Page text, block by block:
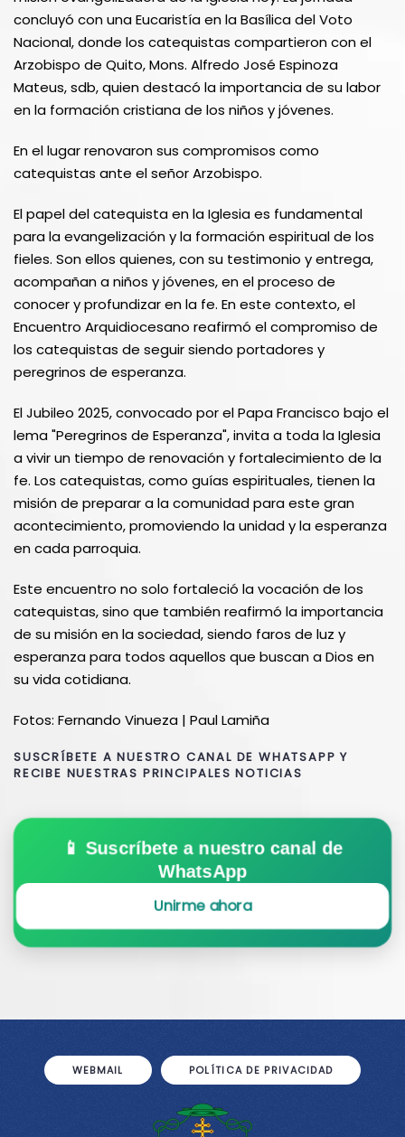
concluyó con una Eucaristía en la Basílica del Voto
Nacional, donde los catequistas compartieron con el
Arzobispo de Quito, Mons. Alfredo José Espinoza
Mateus, sdb, quien destacó la importancia de su labor
en la formación cristiana de los niños y jóvenes.
En el lugar renovaron sus compromisos como
catequistas ante el señor Arzobispo.
El papel del catequista en la Iglesia es fundamental
para la evangelización y la formación espiritual de los
fieles. Son ellos quienes, con su testimonio y entrega,
acompañan a niños y jóvenes, en el proceso de
conocer y profundizar en la fe. En este contexto, el
Encuentro Arquidiocesano reafirmó el compromiso de
los catequistas de seguir siendo portadores y
peregrinos de esperanza.
El Jubileo 2025, convocado por el Papa Francisco bajo el
lema "Peregrinos de Esperanza", invita a toda la Iglesia
a vivir un tiempo de renovación y fortalecimiento de la
fe. Los catequistas, como guías espirituales, tienen la
misión de preparar a la comunidad para este gran
acontecimiento, promoviendo la unidad y la esperanza
en cada parroquia.
Este encuentro no solo fortaleció la vocación de los
catequistas, sino que también reafirmó la importancia
de su misión en la sociedad, siendo faros de luz y
esperanza para todos aquellos que buscan a Dios en
su vida cotidiana.
Fotos: Fernando Vinueza | Paul Lamiña
SUSCRÍBETE A NUESTRO CANAL DE WHATSAPP Y
RECIBE NUESTRAS PRINCIPALES NOTICIAS
📱 Suscríbete a nuestro canal de
WhatsApp
Unirme ahora
WEBMAIL POLÍTICA DE PRIVACIDAD